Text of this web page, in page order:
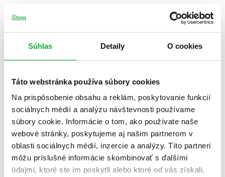
Súhlas Detaily O cookies
Táto webstránka používa súbory cookies
Na prispôsobenie obsahu a reklám, poskytovanie funkcií
sociálnych médií a analýzu návštevnosti používame
súbory cookie. Informácie o tom, ako používate naše
webové stránky, poskytujeme aj našim partnerom v
oblasti sociálnych médií, inzercie a analýzy. Títo partneri
môžu príslušné informácie skombinovať s ďalšími
údajmi, ktoré ste im poskytli alebo ktoré od vás získali,